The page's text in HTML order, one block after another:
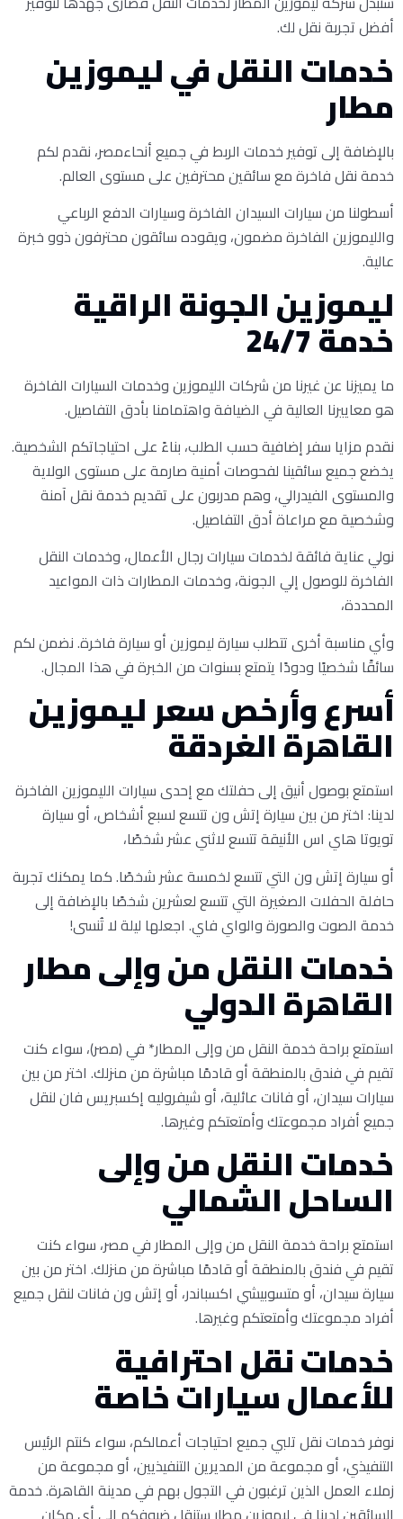
أفضل تجربة نقل لك.
خدمات النقل في ليموزين
مطار
بالإضافة إلى توفير خدمات الربط في جميع أنحاءمصر، نقدم لكم
خدمة نقل فاخرة مع سائقين محترفين على مستوى العالم.
أسطولنا من سيارات السيدان الفاخرة وسيارات الدفع الرباعي
والليموزين الفاخرة مضمون، ويقوده سائقون محترفون ذوو خبرة
عالية.
ليموزين الجونة الراقية
خدمة 24/7
ما يميزنا عن غيرنا من شركات الليموزين وخدمات السيارات الفاخرة
هو معاييرنا العالية في الضيافة واهتمامنا بأدق التفاصيل.
نقدم مزايا سفر إضافية حسب الطلب، بناءً على احتياجاتكم الشخصية.
يخضع جميع سائقينا لفحوصات أمنية صارمة على مستوى الولاية
والمستوى الفيدرالي، وهم مدربون على تقديم خدمة نقل آمنة
وشخصية مع مراعاة أدق التفاصيل.
نولي عناية فائقة لخدمات سيارات رجال الأعمال، وخدمات النقل
الفاخرة للوصول إلي الجونة، وخدمات المطارات ذات المواعيد
المحددة،
وأي مناسبة أخرى تتطلب سيارة ليموزين أو سيارة فاخرة. نضمن لكم
سائقًا شخصيًا ودودًا يتمتع بسنوات من الخبرة في هذا المجال.
أسرع وأرخص سعر ليموزين
القاهرة الغردقة
استمتع بوصول أنيق إلى حفلتك مع إحدى سيارات الليموزين الفاخرة
لدينا: اختر من بين سيارة إتش ون تتسع لسبع أشخاص، أو سيارة
تويوتا هاي اس الأنيقة تتسع لاثني عشر شخصًا،
أو سيارة إتش ون التي تتسع لخمسة عشر شخصًا. كما يمكنك تجربة
حافلة الحفلات الصغيرة التي تتسع لعشرين شخصًا بالإضافة إلى
خدمة الصوت والصورة والواي فاي. اجعلها ليلة لا تُنسى!
خدمات النقل من وإلى مطار
القاهرة الدولي
استمتع براحة خدمة النقل من وإلى المطار* في (مصر)، سواء كنت
تقيم في فندق بالمنطقة أو قادمًا مباشرة من منزلك. اختر من بين
سيارات سيدان، أو فانات عائلية، أو شيفروليه إكسبريس فان لنقل
جميع أفراد مجموعتك وأمتعتكم وغيرها.
خدمات النقل من وإلى
الساحل الشمالي
استمتع براحة خدمة النقل من وإلى المطار في مصر، سواء كنت
تقيم في فندق بالمنطقة أو قادمًا مباشرة من منزلك. اختر من بين
سيارة سيدان، أو متسوبيشي اكسباندر، أو إتش ون فانات لنقل جميع
أفراد مجموعتك وأمتعتكم وغيرها.
خدمات نقل احترافية
للأعمال سيارات خاصة
نوفر خدمات نقل تلبي جميع احتياجات أعمالكم، سواء كنتم الرئيس
التنفيذي، أو مجموعة من المديرين التنفيذيين، أو مجموعة من
زملاء العمل الذين ترغبون في التجول بهم في مدينة القاهرة. خدمة